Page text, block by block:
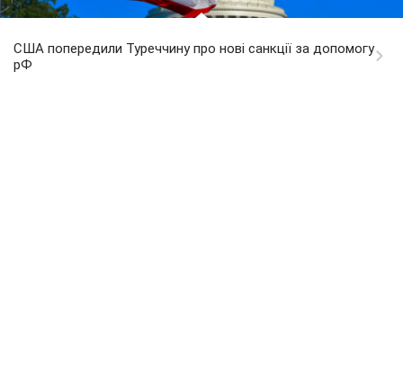
США попередили Туреччину про нові санкції за допомогу
рФ